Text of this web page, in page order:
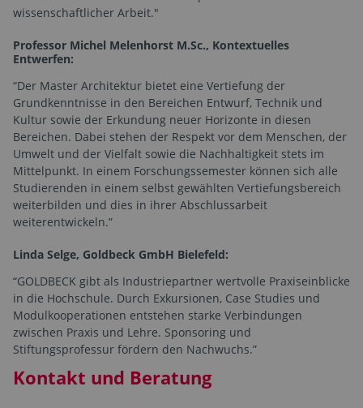
wissenschaftlicher Arbeit."
Professor Michel Melenhorst M.Sc., Kontextuelles
Entwerfen:
“Der Master Architektur bietet eine Vertiefung der
Grundkenntnisse in den Bereichen Entwurf, Technik und
Kultur sowie der Erkundung neuer Horizonte in diesen
Bereichen. Dabei stehen der Respekt vor dem Menschen, der
Umwelt und der Vielfalt sowie die Nachhaltigkeit stets im
Mittelpunkt. In einem Forschungssemester können sich alle
Studierenden in einem selbst gewählten Vertiefungsbereich
weiterbilden und dies in ihrer Abschlussarbeit
weiterentwickeln.”
Linda Selge, Goldbeck GmbH Bielefeld:
“GOLDBECK gibt als Industriepartner wertvolle Praxiseinblicke
in die Hochschule. Durch Exkursionen, Case Studies und
Modulkooperationen entstehen starke Verbindungen
zwischen Praxis und Lehre. Sponsoring und
Stiftungsprofessur fördern den Nachwuchs.”
Kontakt und Beratung